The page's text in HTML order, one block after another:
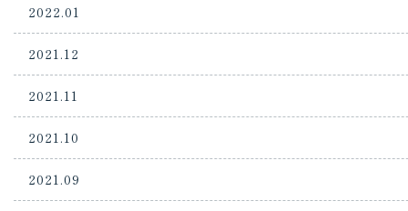
2022.01
2021.12
2021.11
2021.10
2021.09